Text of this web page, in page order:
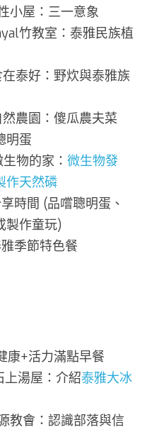
性小屋：三一意象
竹教室：泰雅民族植
在泰好：野炊與泰雅族
然農園：傻瓜農夫菜
明蛋
生物的家： 微生物發
作天然磷
享時間 (品嚐聰明蛋、
製作童玩)
雅季節特色餐
康+活力滿點早餐
上湯屋：介紹泰雅大冰
源教會：認識部落與信